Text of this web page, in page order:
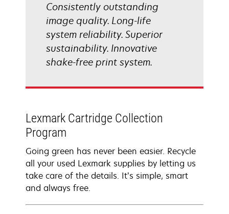
Consistently outstanding
image quality. Long-life
system reliability. Superior
sustainability. Innovative
shake-free print system.
Lexmark Cartridge Collection
Program
Going green has never been easier. Recycle
all your used Lexmark supplies by letting us
take care of the details. It’s simple, smart
and always free.